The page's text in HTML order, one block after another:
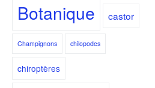
Botanique castor
Champignons chilopodes
chiroptères